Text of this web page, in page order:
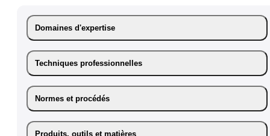
Domaines d'expertise
Techniques professionnelles
Normes et procédés
Produits, outils et matières